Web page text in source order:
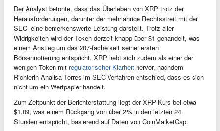
Der Analyst betonte, dass das Überleben von XRP trotz der
Herausforderungen, darunter der mehrjährige Rechtsstreit mit der
SEC, eine bemerkenswerte Leistung darstellt. Trotz aller
Widrigkeiten wird der Token derzeit knapp über $1 gehandelt, was
einem Anstieg um das 207-fache seit seiner ersten
Börsennotierung entspricht. XRP hebt sich zudem als einer der
wenigen Token mit regulatorischer Klarheit hervor, nachdem
Richterin Analisa Torres im SEC-Verfahren entschied, dass es sich
nicht um ein Wertpapier handelt.
Zum Zeitpunkt der Berichterstattung liegt der XRP-Kurs bei etwa
$1.09, was einem Rückgang von über 2% in den letzten 24
Stunden entspricht, basierend auf Daten von CoinMarketCap.